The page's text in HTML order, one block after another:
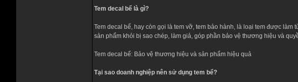
Tem decal bể là gì?
Tem decal bể, hay còn gọi là tem vỡ, tem bảo hành, là loại tem được
sản phẩm khỏi bị sao chép, làm giả, góp phần bảo vệ thương hiệu và
Tem decal bể: Bảo vệ thương hiệu và sản phẩm hiệu quả
Tại sao doanh nghiệp nên sử dụng tem bể?